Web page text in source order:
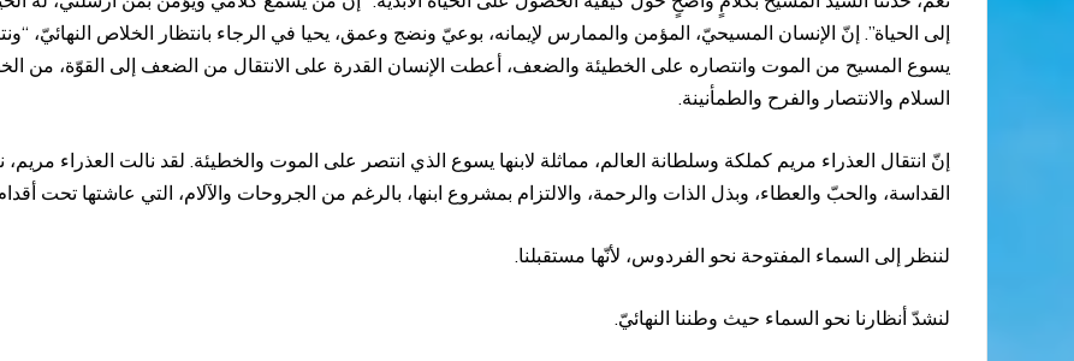
إلى الحياة”. إنّ الإنسان المسيحيّ، المؤمن والممارس لإيمانه، بوعيّ ونضج وعمق، يحيا في الرجاء بانتظار الخلاص النهائيّ،
يسوع المسيح من الموت وانتصاره على الخطيئة والضعف، أعطت الإنسان القدرة على الانتقال من الضعف إلى القوّة، من
السلام والانتصار والفرح والطمأنينة.
إنّ انتقال العذراء مريم كملكة وسلطانة العالم، مماثلة لابنها يسوع الذي انتصر على الموت والخطيئة. لقد نالت العذراء مريم،
القداسة، والحبّ والعطاء، وبذل الذات والرحمة، والالتزام بمشروع ابنها، بالرغم من الجروحات والآلام، التي عاشتها تحت
لننظر إلى السماء المفتوحة نحو الفردوس، لأنّها مستقبلنا.
لنشدّ أنظارنا نحو السماء حيث وطننا النهائيّ.